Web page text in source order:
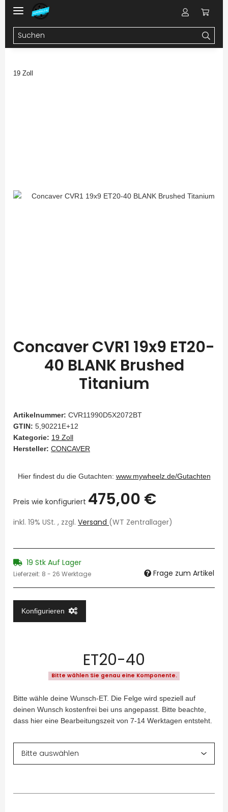
19 Zoll
Concaver CVR1 19x9 ET20-
40 BLANK Brushed
Titanium
Artikelnummer: CVR11990D5X2072BT
GTIN: 5,90221E+12
Kategorie: 19 Zoll
Hersteller: CONCAVER
Hier findest du die Gutachten: www.mywheelz.de/Gutachten
Preis wie konfiguriert 475,00 €
inkl. 19% USt. , zzgl. Versand (WT Zentrallager)
19 Stk Auf Lager
Lieferzeit: 8 - 26 Werktage Frage zum Artikel
Konfigurieren
ET20-40
Bitte wählen Sie genau eine Komponente.
Bitte wähle deine Wunsch-ET. Die Felge wird speziell auf
deinen Wunsch kostenfrei bei uns angepasst. Bitte beachte,
dass hier eine Bearbeitungszeit von 7-14 Werktagen entsteht.